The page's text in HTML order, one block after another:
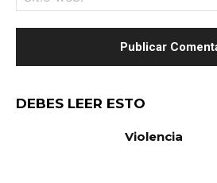
DEBES LEER ESTO
Violencia